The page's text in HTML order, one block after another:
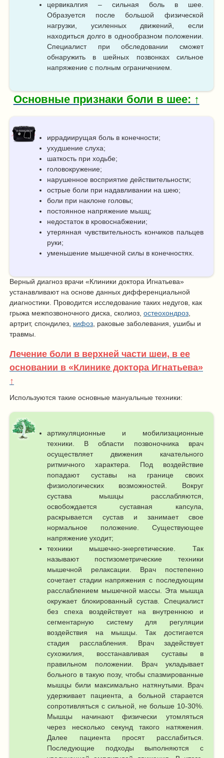
цервикалгия – сильная боль в шее.
Образуется после большой физической
нагрузки, усиленных движений, если
находиться долго в однообразном положении.
Специалист при обследовании сможет
обнаружить в шейных позвонках сильное
напряжение с полным ограничением.
Основные признаки боли в шее: ↑
иррадиирущая боль в конечности;
ухудшение слуха;
шаткость при ходьбе;
головокружение;
нарушенное восприятие действительности;
острые боли при надавливании на шею;
боли при наклоне головы;
постоянное напряжение мышц;
недостаток в кровоснабжении;
утерянная чувствительность кончиков пальцев
руки;
уменьшение мышечной силы в конечностях.
Верный диагноз врачи «Клиники доктора Игнатьева»
устанавливают на основе данных дифференциальной
диагностики. Проводится исследование таких недугов, как
грыжа межпозвоночного диска, сколиоз, остеохондроз
артрит, спондилез, кифоз , раковые заболевания, ушибы и
травмы.
Лечение боли в верхней части шеи, в ее
основании в «Клинике доктора Игнатьева»
↑
Используются такие основные мануальные техники:
артикуляционные и мобилизационные
техники. В области позвоночника врач
осуществляет движения качательного
ритмичного характера. Под воздействие
попадают суставы на границе своих
физиологических возможностей. Вокруг
сустава мышцы расслабляются,
освобождается суставная капсула,
раскрывается сустав и занимает свое
нормальное положение. Существующее
напряжение уходит;
техники мышечно-энергетические. Так
называют постизометрические техники
мышечной релаксации. Врач постепенно
сочетает стадии напряжения с последующим
расслаблением мышечной массы. Эта мышца
окружает блокированный сустав. Специалист
без спеха воздействует на внутреннюю и
сегментарную систему для регуляции
воздействия на мышцы. Так достигается
стадия расслабления. Врач задействует
сухожилия, восстанавливая суставы в
правильном положении. Врач укладывает
больного в такую позу, чтобы спазмированные
мышцы били максимально натянутыми. Врач
удерживает пациента, а больной старается
сопротивляться с сильной, не больше 10-30%.
Мышцы начинают физически утомляться
через несколько секунд такого натяжения.
Далее пациента просят расслабиться.
Последующие подходы выполняются с